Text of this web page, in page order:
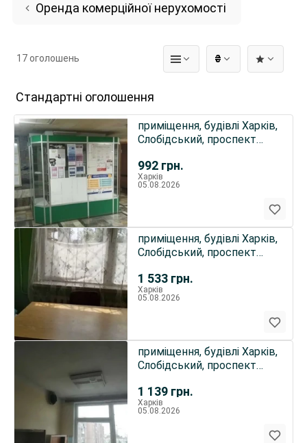
Оренда комерційної нерухомості
₴
17 оголошень
Стандартні оголошення
992 грн.
приміщення, будівлі Харків,
Слобідський, проспект
Харків
05.08.2026
1 533 грн.
приміщення, будівлі Харків,
Слобідський, проспект
Харків
05.08.2026
1 139 грн.
приміщення, будівлі Харків,
Слобідський, проспект
Харків
05.08.2026